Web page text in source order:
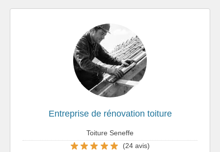
Entreprise de rénovation toiture
Toiture Seneffe
(24 avis)